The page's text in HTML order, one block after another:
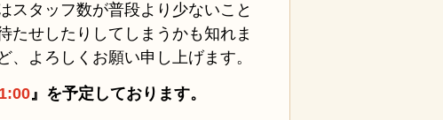
スタッフ数が普段より少ないこと
たせしたりしてしまうかも知れま
よろしくお願い申し上げます。
』を予定しております。